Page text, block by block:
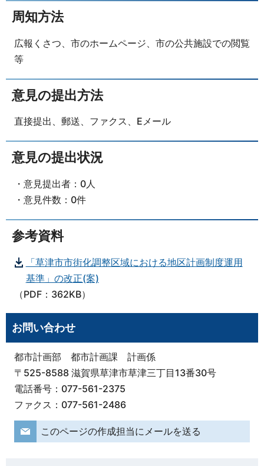
周知方法
広報くさつ、市のホームページ、市の公共施設での閲覧
等
意見の提出方法
直接提出、郵送、ファクス、Eメール
意見の提出状況
・意見提出者：0人
・意見件数：0件
参考資料
「草津市市街化調整区域における地区計画制度運用
基準」の改正(案)
（PDF：362KB）
お問い合わせ
都市計画部 都市計画課 計画係
〒525-8588 滋賀県草津市草津三丁目13番30号
電話番号：077-561-2375
ファクス：077-561-2486
このページの作成担当にメールを送る